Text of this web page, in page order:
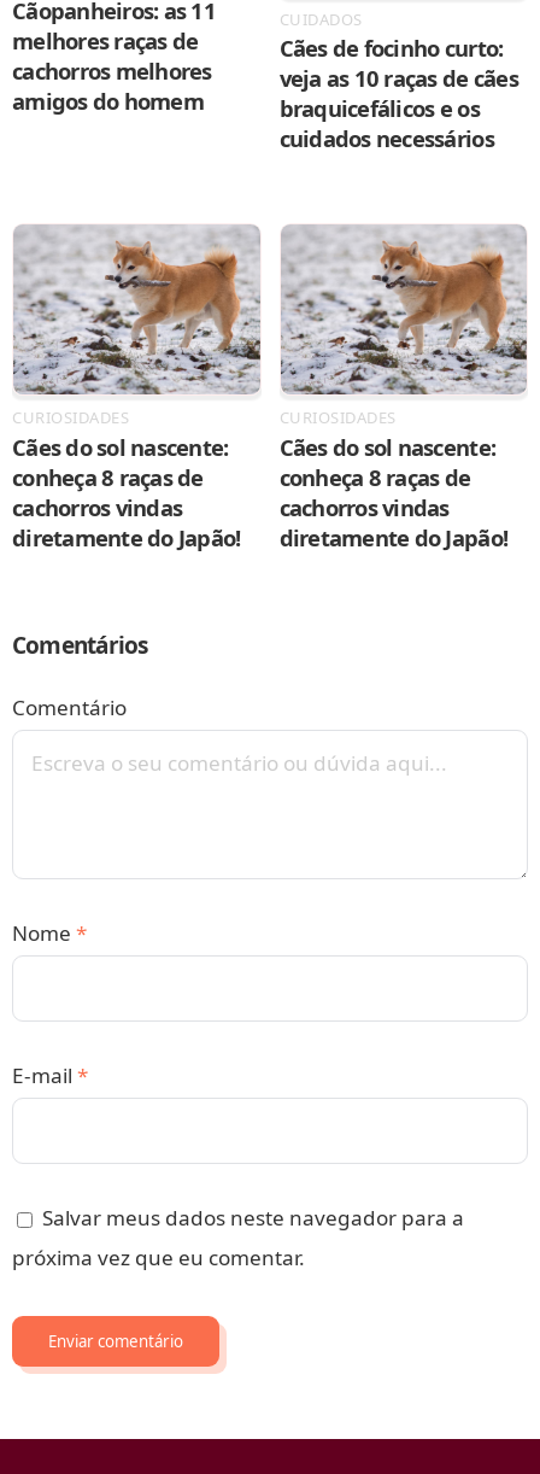
Cãopanheiros: as 11
melhores raças de
cachorros melhores
amigos do homem
CUIDADOS
Cães de focinho curto:
veja as 10 raças de cães
braquicefálicos e os
cuidados necessários
CURIOSIDADES
Cães do sol nascente:
conheça 8 raças de
cachorros vindas
diretamente do Japão!
CURIOSIDADES
Cães do sol nascente:
conheça 8 raças de
cachorros vindas
diretamente do Japão!
Comentários
Comentário
Nome *
E-mail *
Salvar meus dados neste navegador para a
próxima vez que eu comentar.